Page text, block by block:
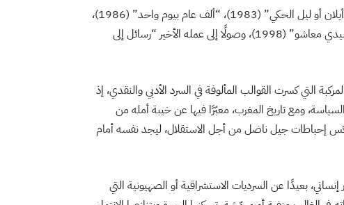
وقد كانت انطلاقته مع رواية “المجرى الثابت” (1980)، ثم “أيلان أو ليل الحكي” (1983)، “ألف عام بيوم واحد” (1986)،
“عودة أبو الحكي” (1990)، “أبو النور” (1995)، و”حقيبة سيدي معاشو” (1998)، وصولًا إلى عمله الأخير “رسائل إلى
التي كسرت القوالب المألوفة في السرد الأدبي والنقدي، إذ
ومع تاريخ المغرب، معبّرًا فيها عن خيبة أمله من
إحباطات جيل ناضل من أجل الاستقلال، ليجد نفسه أمام
بعيدًا عن السرديات الاستشراقية أو الصهيونية التي